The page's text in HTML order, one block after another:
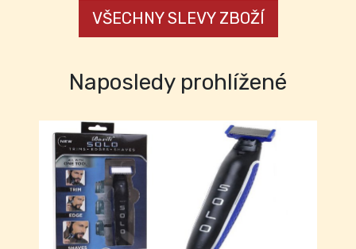
VŠECHNY SLEVY ZBOŽÍ
Naposledy prohlížené